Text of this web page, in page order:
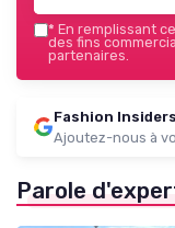
* En remplissant
des fins
partenaires.
Fashion Insiders
Ajoutez-nous à
Parole